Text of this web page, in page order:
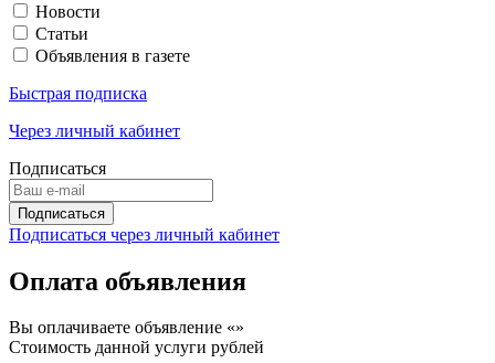
Новости
Статьи
Объявления в газете
Быстрая подписка
Через личный кабинет
Подписаться
Подписаться через личный кабинет
Оплата объявления
Вы оплачиваете объявление «»
Стоимость данной услуги рублей